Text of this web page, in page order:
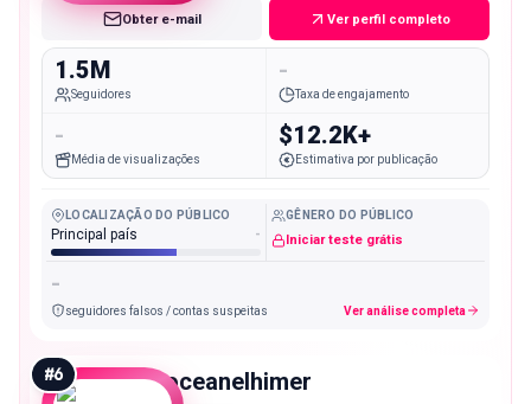
Obter e-mail Ver perfil completo
1.5M
Seguidores
-
Taxa de engajamento
-
Média de visualizações
$12.2K+
Estimativa por publicação
LOCALIZAÇÃO DO PÚBLICO
Principal país -
GÊNERO DO PÚBLICO
Iniciar teste grátis
-
seguidores falsos / contas suspeitas Ver análise completa
#6 oceanelhimer